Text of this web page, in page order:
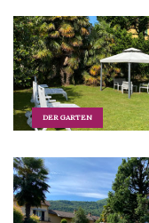
DER GARTEN